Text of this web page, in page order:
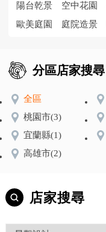
陽台乾景
空中花園
歐美庭園
庭院造景
分區店家搜尋
全區
桃園市(3)
宜蘭縣(1)
高雄市(2)
店家搜尋